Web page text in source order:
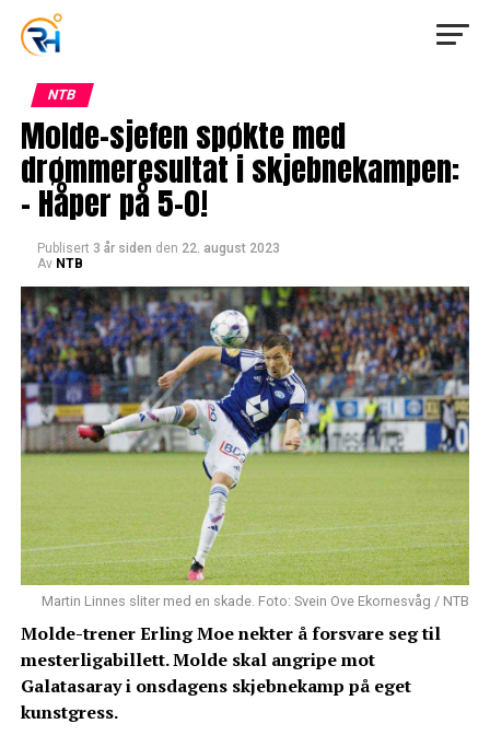
NTB
Molde-sjefen spøkte med
drømmeresultat i skjebnekampen:
– Håper på 5-0!
Publisert 3 år siden den 22. august 2023
Av NTB
Martin Linnes sliter med en skade. Foto: Svein Ove Ekornesvåg / NTB
Molde-trener Erling Moe nekter å forsvare seg til
mesterligabillett. Molde skal angripe mot
Galatasaray i onsdagens skjebnekamp på eget
kunstgress.